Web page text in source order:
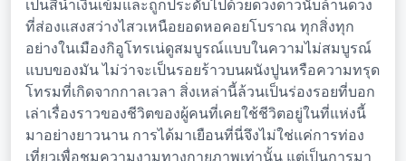
เป็นสีน้ำเงินเข้มและถูกประดับไปด้วยดวงดาวนับล้านดวง
ที่ส่องแสงสว่างไสวเหนือยอดหอคอยโบราณ ทุกสิ่งทุก
อย่างในเมืองกิอูโทรเน่ดูสมบูรณ์แบบในความไม่สมบูรณ์
แบบของมัน ไม่ว่าจะเป็นรอยร้าวบนผนังปูนหรือความทรุด
โทรมที่เกิดจากกาลเวลา สิ่งเหล่านี้ล้วนเป็นร่องรอยที่บอก
เล่าเรื่องราวของชีวิตของผู้คนที่เคยใช้ชีวิตอยู่ในที่แห่งนี้
มาอย่างยาวนาน การได้มาเยือนที่นี่จึงไม่ใช่แค่การท่อง
เที่ยวเพื่อชมความงามทางกายภาพเท่านั้น แต่เป็นการมา